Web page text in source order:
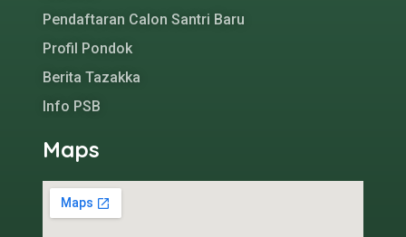
Pendaftaran Calon Santri Baru
Profil Pondok
Berita Tazakka
Info PSB
Maps